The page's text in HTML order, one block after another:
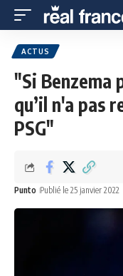
ACTUS
"Si Benzema
qu’il n'a pas
PSG"
Punto Publié le 25 janvier 2022